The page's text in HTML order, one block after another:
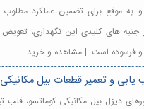
به موقع برای تضمین عملکرد مطلوب
جنبه های کلیدی این نگهداری،
فرسوده است. | مشاهده و خرید
یابی و تعمیر قطعات بیل
دیزل بیل مکانیکی کوماتسو، قلب